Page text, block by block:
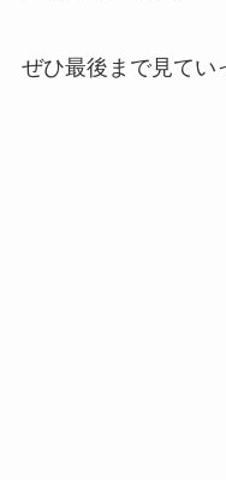
ぜひ最後まで見てい